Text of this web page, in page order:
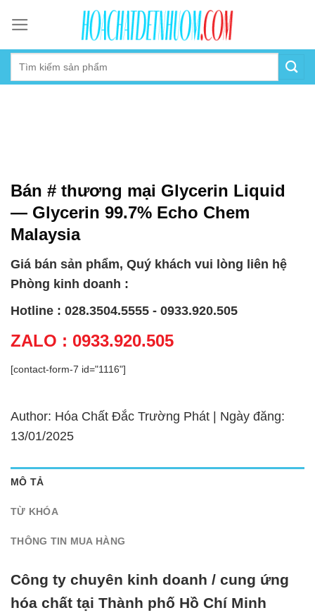
content
Bán # thương mại Glycerin Liquid
— Glycerin 99.7% Echo Chem
Malaysia
Giá bán sản phẩm, Quý khách vui lòng liên hệ
Phòng kinh doanh :
Hotline : 028.3504.5555 - 0933.920.505
ZALO : 0933.920.505
[contact-form-7 id="1116"]
Author: Hóa Chất Đắc Trường Phát | Ngày đăng:
13/01/2025
MÔ TẢ
TỪ KHÓA
THÔNG TIN MUA HÀNG
Công ty chuyên kinh doanh / cung ứng
hóa chất tại Thành phố Hồ Chí Minh